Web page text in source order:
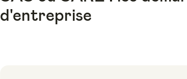
d'entreprise